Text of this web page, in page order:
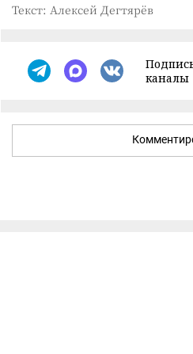
Текст: Алексей Дегтярёв
каналы